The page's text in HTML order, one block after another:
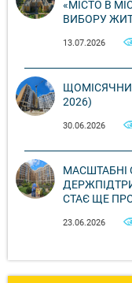
«МІСТО В
ВИБОРУ
13.07.2026
2026)
30.06.2026
МАСШТАБНІ
СТАЄ ЩЕ
23.06.2026